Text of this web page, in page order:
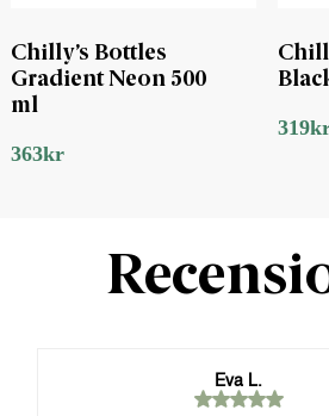
Chilly’s Bottles
Gradient Neon 500
ml
363kr
319
Eva L.